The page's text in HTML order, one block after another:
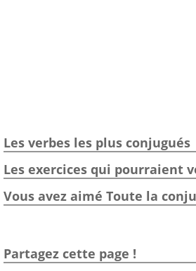
Les verbes les plus conjugués
Les exercices qui pourraient
Vous avez aimé Toute la
Partagez cette page !